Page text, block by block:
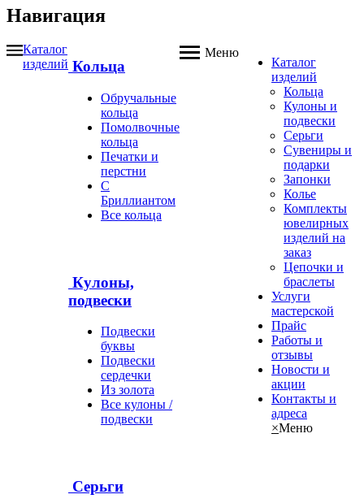
Навигация
Каталог
изделий Кольца
Обручальные
кольца
Помолвочные
кольца
Печатки и
перстни
С
Бриллиантом
Все кольца
Кулоны,
подвески
Подвески
буквы
Подвески
сердечки
Из золота
Все кулоны /
подвески
Серьги
Меню
Каталог
изделий
Кольца
Кулоны и
подвески
Серьги
Сувениры и
подарки
Запонки
Колье
Комплекты
ювелирных
изделий на
заказ
Цепочки и
браслеты
Услуги
мастерской
Прайс
Работы и
отзывы
Новости и
акции
Контакты и
адреса
×Меню